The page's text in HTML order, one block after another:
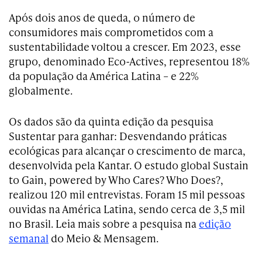
Após dois anos de queda, o número de
consumidores mais comprometidos com a
sustentabilidade voltou a crescer. Em 2023, esse
grupo, denominado Eco-Actives, representou 18%
da população da América Latina – e 22%
globalmente.
Os dados são da quinta edição da pesquisa
Sustentar para ganhar: Desvendando práticas
ecológicas para alcançar o crescimento de marca,
desenvolvida pela Kantar. O estudo global Sustain
to Gain, powered by Who Cares? Who Does?,
realizou 120 mil entrevistas. Foram 15 mil pessoas
ouvidas na América Latina, sendo cerca de 3,5 mil
no Brasil. Leia mais sobre a pesquisa na edição
semanal do Meio & Mensagem.